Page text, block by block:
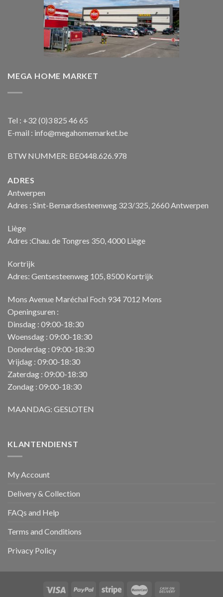
MEGA HOME MARKET
Tel : +32 (0)3 825 46 65
E-mail : info@megahomemarket.be
BTW NUMMER: BE0448.626.978
ADRES
Antwerpen
Adres : Sint-Bernardsesteenweg 323/325, 2660 Antwerpen
Liège
Adres :Chau. de Tongres 350, 4000 Liège
Kortrijk
Adres: Gentsesteenweg 105, 8500 Kortrijk
Mons Avenue Maréchal Foch 934 7012 Mons
Openingsuren :
Dinsdag : 09:00-18:30
Woensdag : 09:00-18:30
Donderdag : 09:00-18:30
Vrijdag : 09:00-18:30
Zaterdag : 09:00-18:30
Zondag : 09:00-18:30
MAANDAG: GESLOTEN
KLANTENDIENST
My Account
Delivery & Collection
FAQs and Help
Terms and Conditions
Privacy Policy